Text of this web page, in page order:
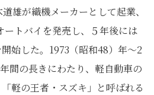
雄が織機メーカーとして起業、
ートバイを発売し、５年後には
始した。1973（昭和48）年～2
間の長きにわたり、軽自動車の
軽の王者・スズキ」と呼ばれる